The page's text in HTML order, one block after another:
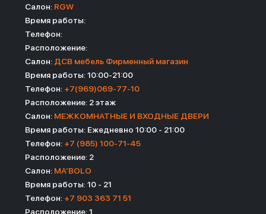
Салон: RGW
Время работы:
Телефон:
Расположение:
Салон: ДСВ мебель Фирменный магазин
Время работы: 10:00-21:00
Телефон: +7(969)069-77-10
Расположение: 2 этаж
Салон: МЕЖКОМНАТНЫЕ И ВХОДНЫЕ ДВЕРИ
Время работы: Ежедневно 10:00 - 21:00
Телефон: +7 (985) 100-71-45
Расположение: 2
Салон: MA’BOLO
Время работы: 10 - 21
Телефон: +7 903 363 71 51
Расположение: 1